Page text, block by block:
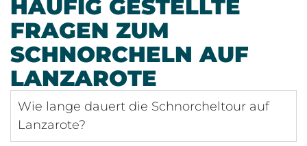
HÄUFIG GESTELLTE
FRAGEN ZUM
SCHNORCHELN AUF
LANZAROTE
Wie lange dauert die Schnorcheltour auf
Lanzarote?